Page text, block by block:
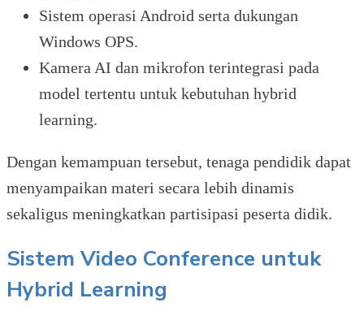
Sistem operasi Android serta dukungan
Windows OPS.
Kamera AI dan mikrofon terintegrasi pada
model tertentu untuk kebutuhan hybrid
learning.
Dengan kemampuan tersebut, tenaga pendidik dapat
menyampaikan materi secara lebih dinamis
sekaligus meningkatkan partisipasi peserta didik.
Sistem Video Conference untuk
Hybrid Learning